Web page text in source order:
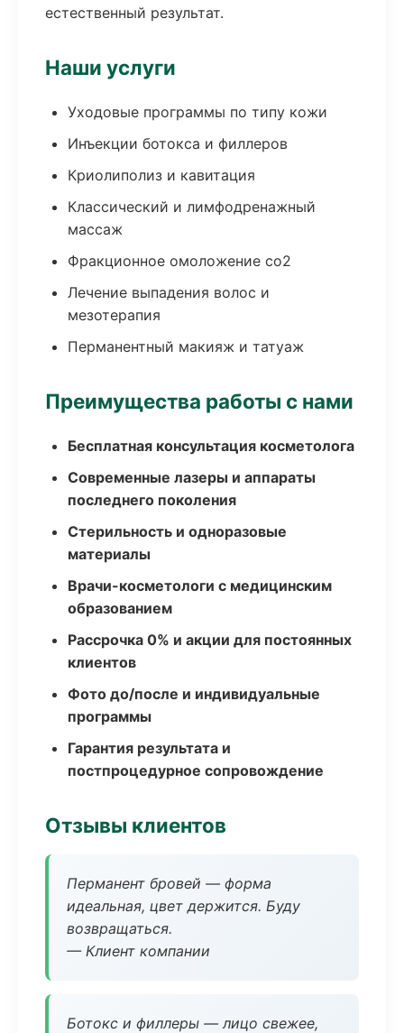
естественный результат.
Наши услуги
Уходовые программы по типу кожи
Инъекции ботокса и филлеров
Криолиполиз и кавитация
Классический и лимфодренажный
массаж
Фракционное омоложение co2
Лечение выпадения волос и
мезотерапия
Перманентный макияж и татуаж
Преимущества работы с нами
Бесплатная консультация косметолога
Современные лазеры и аппараты
последнего поколения
Стерильность и одноразовые
материалы
Врачи-косметологи с медицинским
образованием
Рассрочка 0% и акции для постоянных
клиентов
Фото до/после и индивидуальные
программы
Гарантия результата и
постпроцедурное сопровождение
Отзывы клиентов
Перманент бровей — форма
идеальная, цвет держится. Буду
возвращаться.
— Клиент компании
Ботокс и филлеры — лицо свежее,